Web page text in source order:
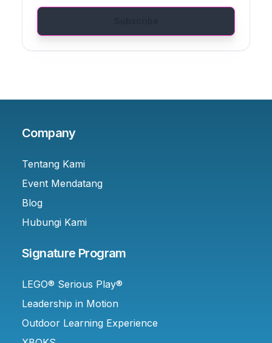
Company
Tentang Kami
Event Mendatang
Blog
Hubungi Kami
Signature Program
LEGO® Serious Play®
Leadership in Motion
Outdoor Learning Experience